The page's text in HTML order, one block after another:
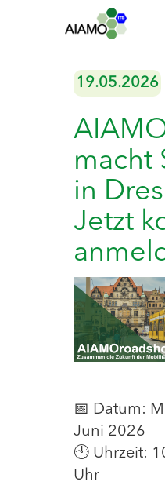
19.05.2026
macht
in
Jetzt
📅 Datum:
Juni 2026
🕙 Uhrzeit:
Uhr